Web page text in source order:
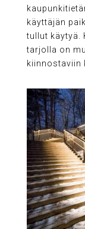
käyttäjän
tullut käytyä.
tarjolla on
kiinnostaviin